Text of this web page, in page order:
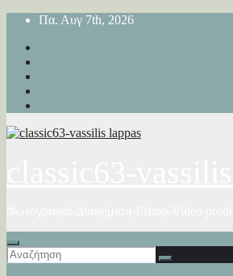
Μετάβαση
περιεχόμενο
Πα. Αυγ 7th, 2026